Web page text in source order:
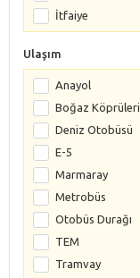
İtfaiye
Ulaşım
Anayol
Boğaz Köprüleri
Deniz Otobüsü
E-5
Marmaray
Metrobüs
Otobüs Durağı
TEM
Tramvay